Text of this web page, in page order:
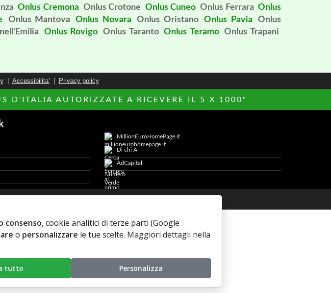
Onlus Cremona Onlus Crotone Onlus Cuneo Onlus Ferrara Onlus
Onlus Mantova Onlus Novara Onlus Oristano Onlus Pavia
Onlus
Onlus Rovigo Onlus Taranto Onlus Teramo Onlus Trapani
| Accessibilita'| Privacy policy
D'ITALIA AUTORIZZATE A RICEVERE IL 5 X 1000"
MillionEuroHomePage.it
Di chi Ã¨
AdCapital
consenso, cookie analitici di terze parti (Google
o personalizzare le tue scelte. Maggiori dettagli nella
tutto Personalizza